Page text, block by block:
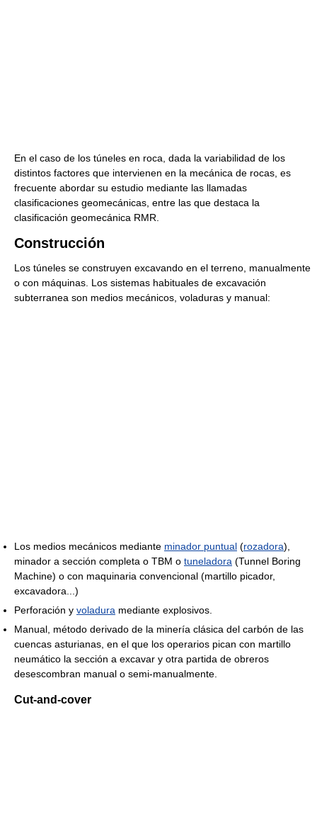
En el caso de los túneles en roca, dada la variabilidad de los
distintos factores que intervienen en la mecánica de rocas, es
frecuente abordar su estudio mediante las llamadas
clasificaciones geomecánicas, entre las que destaca la
clasificación geomecánica RMR.
Construcción
Los túneles se construyen excavando en el terreno, manualmente
o con máquinas. Los sistemas habituales de excavación
subterranea son medios mecánicos, voladuras y manual:
Los medios mecánicos mediante minador puntual (rozadora),
minador a sección completa o TBM o tuneladora (Tunnel Boring
Machine) o con maquinaria convencional (martillo picador,
excavadora...)
Perforación y voladura mediante explosivos.
Manual, método derivado de la minería clásica del carbón de las
cuencas asturianas, en el que los operarios pican con martillo
neumático la sección a excavar y otra partida de obreros
desescombran manual o semi-manualmente.
Cut-and-cover